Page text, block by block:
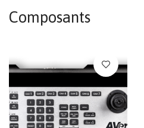
Composants